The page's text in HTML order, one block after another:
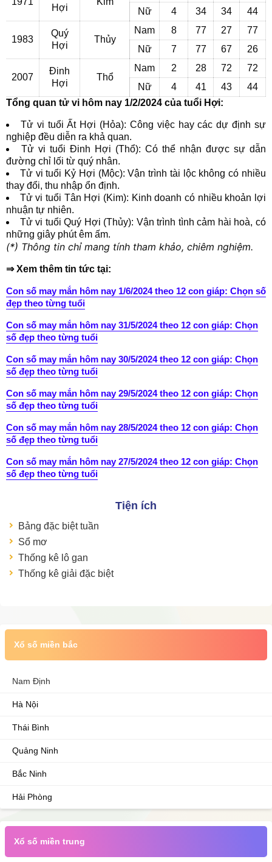
Hợi
Nữ
4 34 34 44
1983
Quý
Hợi
Thủy
Nam 8 77 27
77
Nữ
7 77 67 26
2007
Đinh
Hợi
Thổ
Nam 2 28 72
72
Nữ
4 41 43
44
Tổng quan tử vi hôm nay 1/2/2024 của tuổi Hợi:
Tử vi tuổi Ất Hợi (Hỏa): Công việc hay các dự định sự
nghiệp đều diễn ra khả quan.
Tử vi tuổi Đinh Hợi (Thổ): Có thể nhận được sự dẫn
đường chỉ lối từ quý nhân.
Tử vi tuổi Kỷ Hợi (Mộc): Vận trình tài lộc không có nhiều
thay đổi, thu nhập ổn định.
Tử vi tuổi Tân Hợi (Kim): Kinh doanh có nhiều khoản lợi
nhuận tự nhiên.
Tử vi tuổi Quý Hợi (Thủy): Vận trình tình cảm hài hoà, có
những giây phút êm ấm.
(*) Thông tin chỉ mang tính tham khảo, chiêm nghiệm.
⇒ Xem thêm tin tức tại:
Con số may mắn hôm nay 1/6/2024 theo 12 con giáp: Chọn số
đẹp theo từng tuổi
Con số may mắn hôm nay 31/5/2024 theo 12 con giáp: Chọn
số đẹp theo từng tuổi
Con số may mắn hôm nay 30/5/2024 theo 12 con giáp: Chọn
số đẹp theo từng tuổi
Con số may mắn hôm nay 29/5/2024 theo 12 con giáp: Chọn
số đẹp theo từng tuổi
Con số may mắn hôm nay 28/5/2024 theo 12 con giáp: Chọn
số đẹp theo từng tuổi
Con số may mắn hôm nay 27/5/2024 theo 12 con giáp: Chọn
số đẹp theo từng tuổi
Tiện ích
Bảng đặc biệt tuần
Sổ mơ
Thống kê lô gan
Thống kê giải đặc biệt
Xổ số miền bắc
Nam Định
Hà Nội
Thái Bình
Quảng Ninh
Bắc Ninh
Hải Phòng
Xổ số miền trung